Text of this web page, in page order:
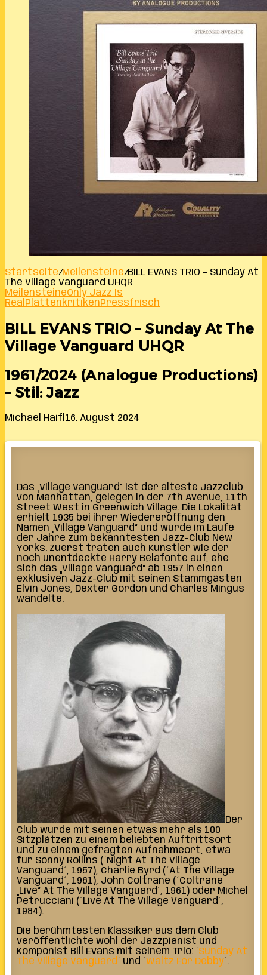
Startseite/Meilensteine/BILL EVANS TRIO – Sunday At
The Village Vanguard UHQR
MeilensteineOnly Jazz Is
Real PlattenkritikenPressfrisch
BILL EVANS TRIO – Sunday At The
Village Vanguard UHQR
1961/2024 (Analogue Productions)
– Stil: Jazz
Michael Haifl 16. August 2024
Das „Village Vanguard“ ist der älteste Jazzclub
von Manhattan, gelegen in der 7th Avenue, 11th
Street West in Greenwich Village. Die Lokalität
erhielt 1935 bei ihrer Wiedereröffnung den
Namen „Village Vanguard“ und wurde im Laufe
der Jahre zum bekanntesten Jazz-Club New
Yorks. Zuerst traten auch Künstler wie der
noch unentdeckte Harry Belafonte auf, ehe
sich das „Village Vanguard“ ab 1957 in einen
exklusiven Jazz-Club mit seinen Stammgästen
Elvin Jones, Dexter Gordon und Charles Mingus
wandelte.
Der
Club wurde mit seinen etwas mehr als 100
Sitzplätzen zu einem beliebten Auftrittsort
und zu einem gefragten Aufnahmeort, etwa
für Sonny Rollins (´Night At The Village
Vanguard´, 1957), Charlie Byrd (´At The Village
Vanguard´, 1961), John Coltrane (´Coltrane
„Live“ At The Village Vanguard´, 1961) oder Michel
Petrucciani (´Live At The Village Vanguard´,
1984).
Die berühmtesten Klassiker aus dem Club
veröffentlichte wohl der Jazzpianist und
Komponist Bill Evans mit seinem Trio: ´Sunday At
The Village Vanguard´ und ´Waltz For Debby´.